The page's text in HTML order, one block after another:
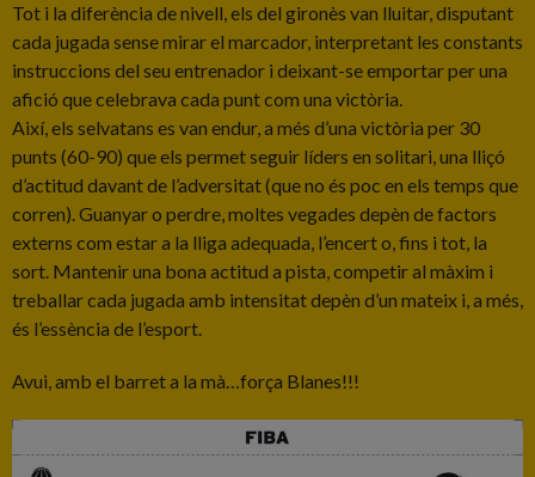
Tot i la diferència de nivell, els del gironès van lluitar, disputant
cada jugada sense mirar el marcador, interpretant les constants
instruccions del seu entrenador i deixant-se emportar per una
afició que celebrava cada punt com una victòria.
Així, els selvatans es van endur, a més d’una victòria per 30
punts (60-90) que els permet seguir líders en solitari, una lliçó
d’actitud davant de l’adversitat (que no és poc en els temps que
corren). Guanyar o perdre, moltes vegades depèn de factors
externs com estar a la lliga adequada, l’encert o, fins i tot, la
sort. Mantenir una bona actitud a pista, competir al màxim i
treballar cada jugada amb intensitat depèn d’un mateix i, a més,
és l’essència de l’esport.
Avui, amb el barret a la mà…força Blanes!!!